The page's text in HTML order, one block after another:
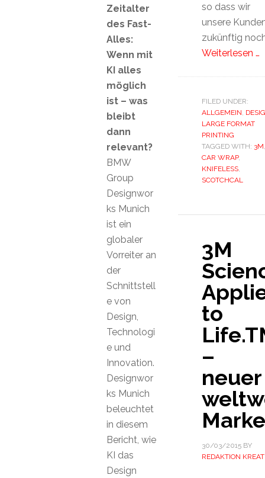
so dass wir
unsere
zukünftig
Weiterlesen …
FILED UNDER:
ALLGEMEIN,
LARGE FORMAT
PRINTING
TAGGED WITH: 3M,
CAR WRAP,
KNIFELESS,
SCOTCHCAL
3M
to
­­–
neuer
30/03/2015BY
REDAKTION
Zeitalter
des Fast-
Alles:
Wenn mit
KI alles
möglich
ist – was
bleibt
dann
relevant?
BMW
Group
Designwor
ks Munich
ist ein
globaler
Vorreiter an
der
Schnittstell
e von
Design,
Technologi
e und
Innovation.
Designwor
ks Munich
beleuchtet
in diesem
Bericht, wie
KI das
Design